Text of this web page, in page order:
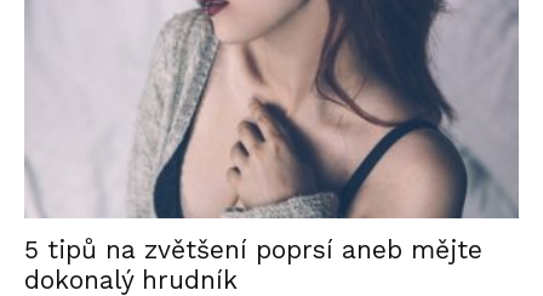
5 tipů na zvětšení poprsí aneb mějte
dokonalý hrudník